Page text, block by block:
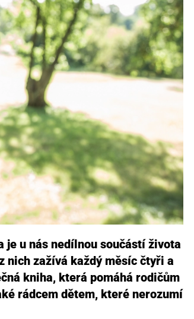
u nás nedílnou součástí života
zažívá každý měsíc čtyři a
kniha, která pomáhá rodičům
rádcem dětem, které nerozumí